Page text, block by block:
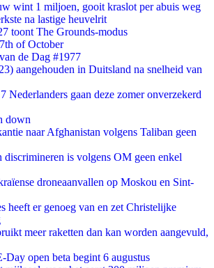
wint 1 miljoen, gooit kraslot per abuis weg
na lastige heuvelrit
toont The Grounds-modus
of October
de Dag #1977
aangehouden in Duitsland na snelheid van
Nederlanders gaan deze zomer onverzekerd
down
naar Afghanistan volgens Taliban geen
discrimineren is volgens OM geen enkel
droneaanvallen op Moskou en Sint-
heeft er genoeg van en zet Christelijke
meer raketten dan kan worden aangevuld,
Day open beta begint 6 augustus